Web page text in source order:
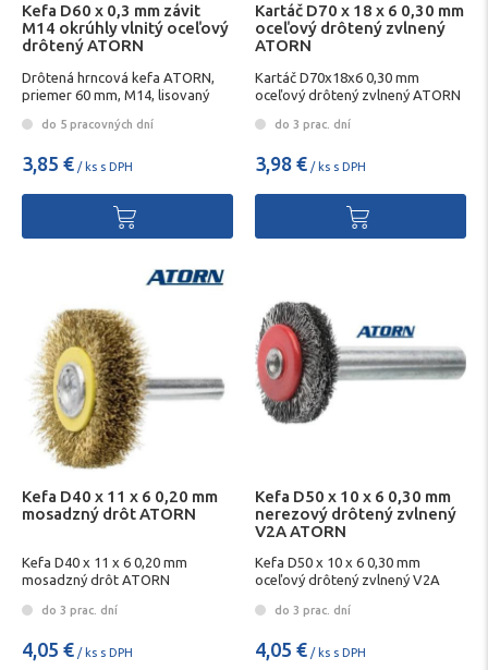
Kefa D60 x 0,3 mm závit
M14 okrúhly vlnitý oceľový
drôtený ATORN
Drôtená hrncová kefa ATORN,
priemer 60 mm, M14, lisovaný
do 5 pracovných dní
3,85 € / ks s DPH
Kartáč D70 x 18 x 6 0,30 mm
oceľový drôtený zvlnený
ATORN
Kartáč D70x18x6 0,30 mm
oceľový drôtený zvlnený ATORN
do 3 prac. dní
3,98 € / ks s DPH
Kefa D40 x 11 x 6 0,20 mm
mosadzný drôt ATORN
Kefa D40 x 11 x 6 0,20 mm
mosadzný drôt ATORN
do 3 prac. dní
4,05 € / ks s DPH
Kefa D50 x 10 x 6 0,30 mm
nerezový drôtený zvlnený
V2A ATORN
Kefa D50 x 10 x 6 0,30 mm
oceľový drôtený zvlnený V2A
do 3 prac. dní
4,05 € / ks s DPH